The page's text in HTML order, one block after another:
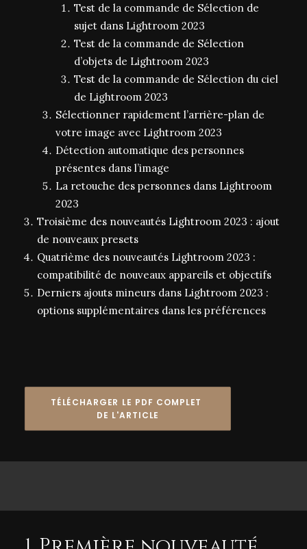
Test de la commande de Sélection de
sujet dans Lightroom 2023
Test de la commande de Sélection
d’objets de Lightroom 2023
Test de la commande de Sélection du ciel
de Lightroom 2023
Sélectionner rapidement l’arrière-plan de
votre image avec Lightroom 2023
Détection automatique des personnes
présentes dans l’image
La retouche des personnes dans Lightroom
2023
Troisième des nouveautés Lightroom 2023 : ajout
de nouveaux presets
Quatrième des nouveautés Lightroom 2023 :
compatibilité de nouveaux appareils et objectifs
Derniers ajouts mineurs dans Lightroom 2023 :
options supplémentaires dans les préférences
TÉLÉCHARGER LE PDF COMPLET
DE L'ARTICLE